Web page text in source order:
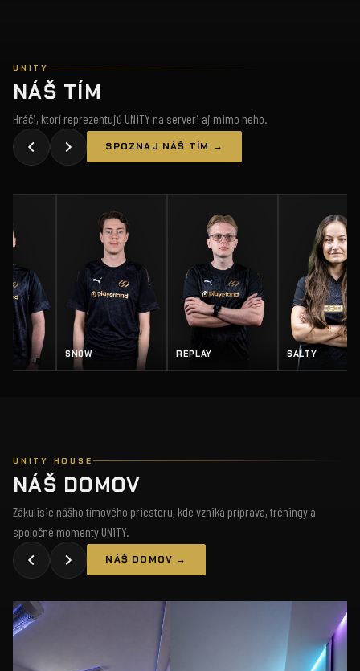
UNITY
NÁŠ TÍM
Hráči, ktorí reprezentujú UNiTY na serveri aj mimo neho.
SPOZNAJ NÁŠ TÍM →
SN0W REPLAY SALTY
UNITY HOUSE
NÁŠ DOMOV
Zákulisie nášho tímového priestoru, kde vzniká príprava, tréningy a
spoločné momenty UNiTY.
NÁŠ DOMOV →